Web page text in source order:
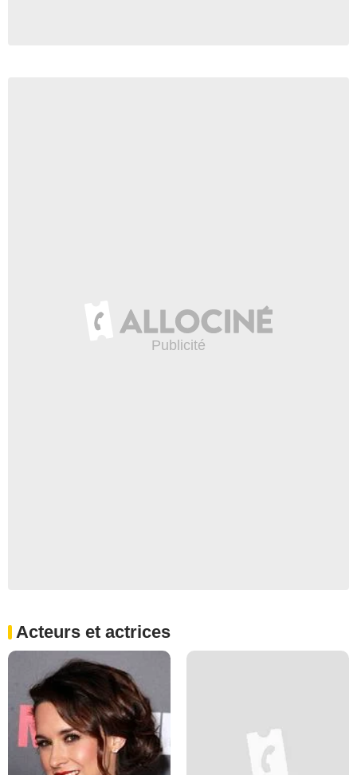
Acteurs et actrices